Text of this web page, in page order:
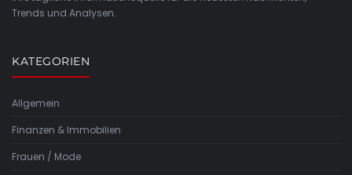
Trends und Analysen.
KATEGORIEN
Allgemein
Finanzen & Immobilien
Frauen / Mode